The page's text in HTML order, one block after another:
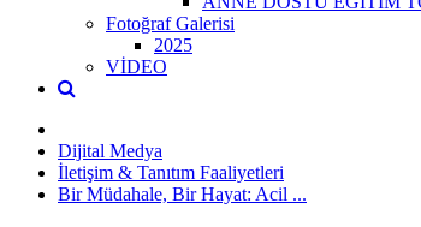
Fotoğraf Galerisi
2025
VİDEO
Dijital Medya
İletişim & Tanıtım Faaliyetleri
Bir Müdahale, Bir Hayat: Acil ...